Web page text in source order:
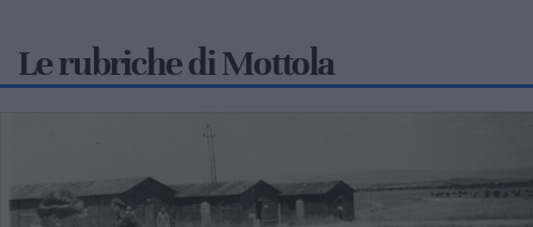
Le rubriche di Mottola